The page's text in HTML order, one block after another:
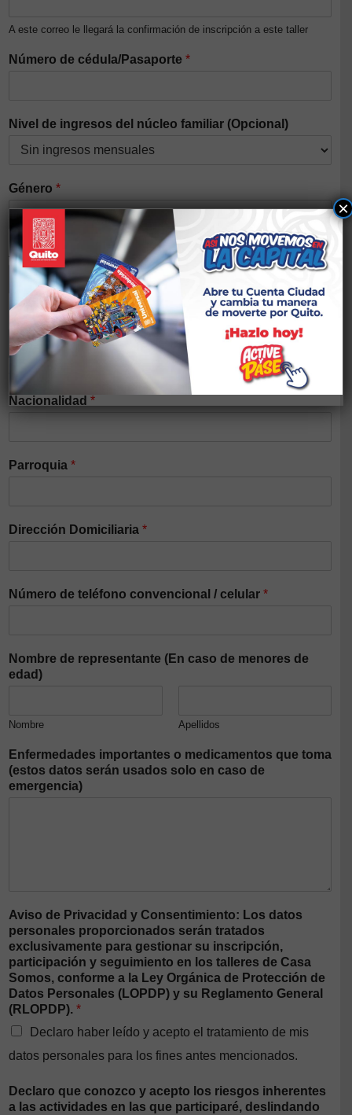
A este correo le llegará la confirmación de inscripción a este taller
Número de cédula/Pasaporte *
Nivel de ingresos del núcleo familiar (Opcional)
Género *
Auto identificación étnica*
Discapacidad*
Si tiene alguna discapacidad elegir el tipo
Nacionalidad *
Parroquia *
Dirección Domiciliaria *
Número de teléfono convencional / celular *
Nombre de representante (En caso de menores de
edad)
Nombre Apellidos
Enfermedades importantes o medicamentos que toma
(estos datos serán usados solo en caso de
emergencia)
Aviso de Privacidad y Consentimiento: Los datos
personales proporcionados serán tratados
exclusivamente para gestionar su inscripción,
participación y seguimiento en los talleres de Casa
Somos, conforme a la Ley Orgánica de Protección de
Datos Personales (LOPDP) y su Reglamento General
(RLOPDP). *
Declaro haber leído y acepto el tratamiento de mis
datos personales para los fines antes mencionados.
Declaro que conozco y acepto los riesgos inherentes
a las actividades en las que participaré, deslindando
×